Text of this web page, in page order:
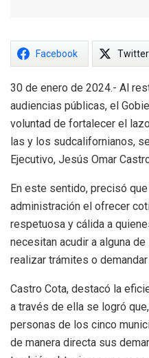
Facebook Twitter
30 de enero de 2024.- Al
audiencias públicas, el
voluntad de fortalecer el
las y los sudcalifornianos,
Ejecutivo, Jesús Omar
En este sentido, precisó
administración el ofrecer
respetuosa y cálida a
necesitan acudir a alguna
realizar trámites o
Castro Cota, destacó la
a través de ella se logró
personas de los cinco
de manera directa sus